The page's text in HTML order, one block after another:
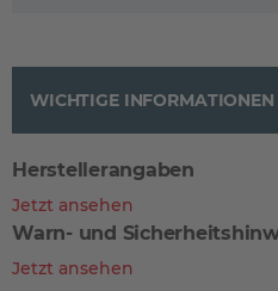
WICHTIGE INFORMATIONEN
Herstellerangaben
Jetzt ansehen
Warn- und
Jetzt ansehen